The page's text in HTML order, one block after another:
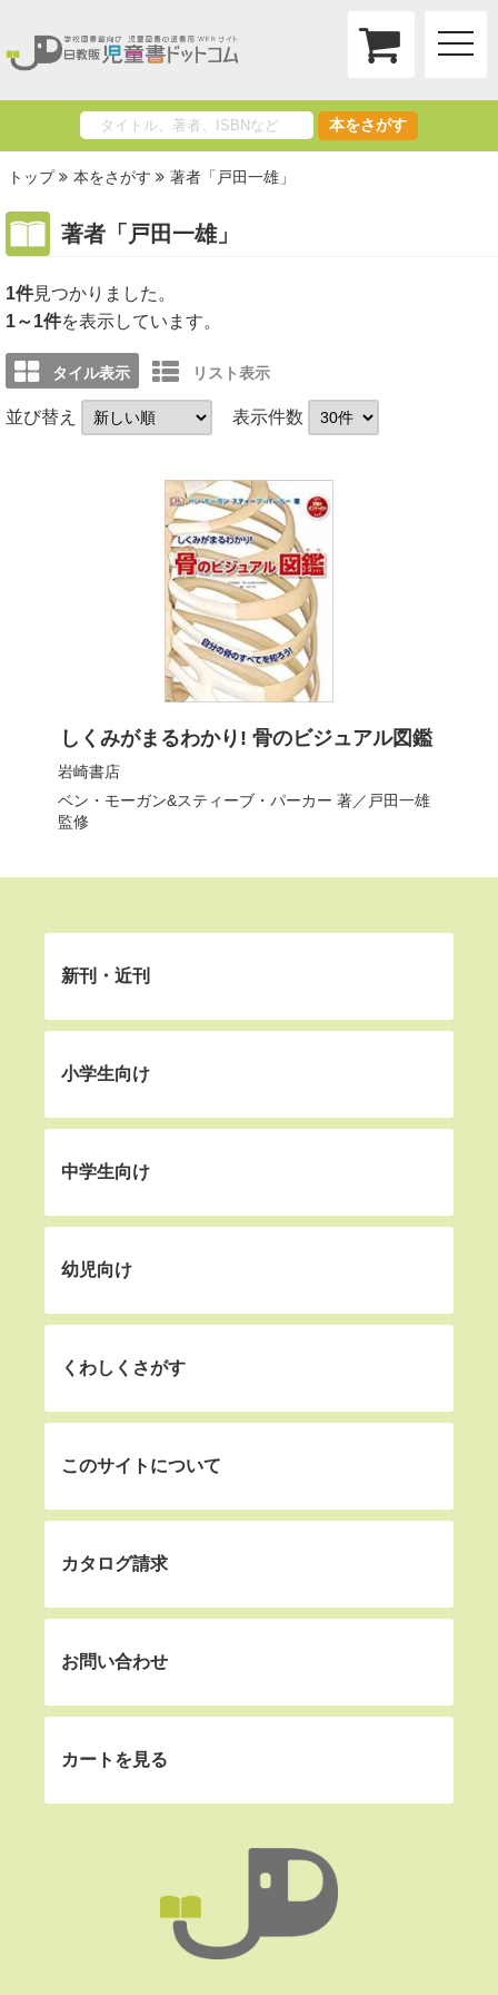
toggle
本をさがす
トップ 本をさがす 著者「戸田一雄」
著者「戸田一雄」
1件
1～1件を表示しています。
タイル表示 リスト表示
並び替え 表示件数
しくみがまるわかり! 骨のビジュアル図鑑
岩崎書店
ベン・モーガン&スティーブ・パーカー 著／ 戸田一雄
監修
新刊・近刊
小学生向け
中学生向け
幼児向け
くわしくさがす
このサイトについて
カタログ請求
お問い合わせ
カートを見る